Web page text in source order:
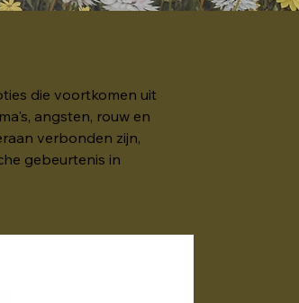
die voortkomen uit
angsten, rouw en
verbonden zijn,
gebeurtenis in